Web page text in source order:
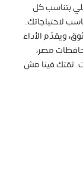
بتناسب كل
لاحتياجاتك.
ويقدّم الأداء
مصر،
ثقتك فينا مش